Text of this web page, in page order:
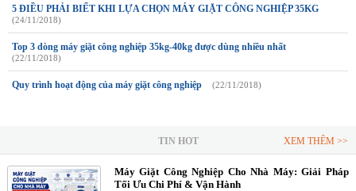
5 ĐIỀU PHẢI BIẾT KHI LỰA CHỌN MÁY GIẶT CÔNG NGHIỆP 35KG
(24/11/2018)
Top 3 dòng máy giặt công nghiệp 35kg-40kg được dùng nhiều nhất
(22/11/2018)
Quy trình hoạt động của máy giặt công nghiệp (22/11/2018)
TIN HOT XEM THÊM >>
Máy Giặt Công Nghiệp Cho Nhà Máy: Giải Pháp
Tối Ưu Chi Phí & Vận Hành